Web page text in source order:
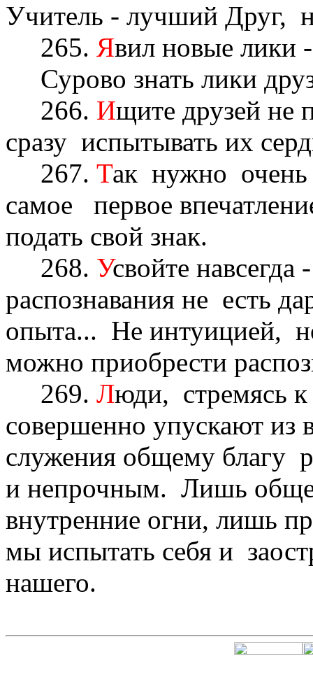
Учитель - лучший Друг,
265. Явил новые лики
Сурово знать лики
266. Ищите друзей не
сразу испытывать их
267. Так нужно
самое первое
подать свой знак.
268. Усвойте
распознавания не есть
опыта... Не интуицией,
можно приобрести
269. Люди, стремясь
совершенно упускают из
служения общему благу
и непрочным. Лишь
внутренние огни, лишь
мы испытать себя и
нашего.